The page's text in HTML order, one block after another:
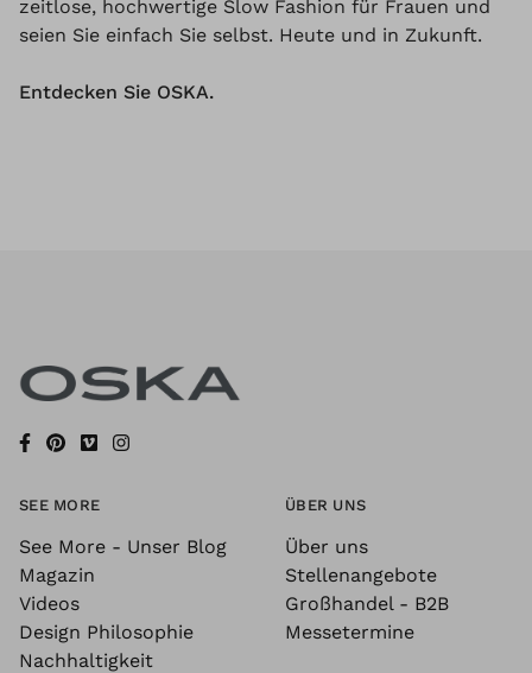
zeitlose, hochwertige Slow Fashion für Frauen und
seien Sie einfach Sie selbst. Heute und in Zukunft.
Entdecken Sie OSKA.
SEE MORE
See More - Unser Blog
Magazin
Videos
Design Philosophie
Nachhaltigkeit
ÜBER UNS
Über uns
Stellenangebote
Großhandel - B2B
Messetermine